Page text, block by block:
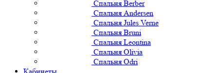
Спальня Berber
Спальня Andersen
Спальня Jules Verne
Спальня Bruni
Спальня Leontina
Спальня Olivia
Спальня Odri
Кабинеты